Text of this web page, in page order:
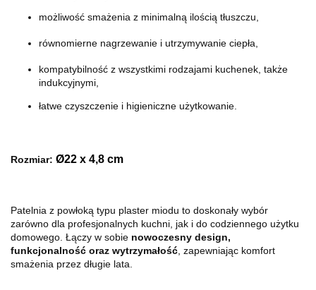
możliwość smażenia z minimalną ilością tłuszczu,
równomierne nagrzewanie i utrzymywanie ciepła,
kompatybilność z wszystkimi rodzajami kuchenek, także
indukcyjnymi,
łatwe czyszczenie i higieniczne użytkowanie.
Rozmiar: Ø22 x 4,8 cm
Patelnia z powłoką typu plaster miodu to doskonały wybór
zarówno dla profesjonalnych kuchni, jak i do codziennego użytku
domowego. Łączy w sobie nowoczesny design,
funkcjonalność oraz wytrzymałość , zapewniając komfort
smażenia przez długie lata.